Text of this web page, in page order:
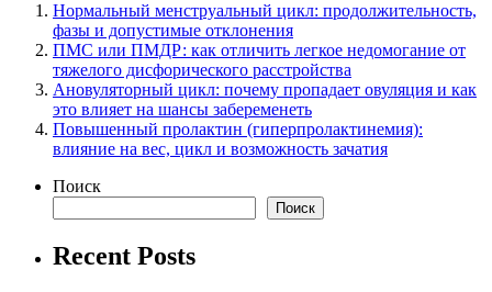
Нормальный менструальный цикл: продолжительность,
фазы и допустимые отклонения
ПМС или ПМДР: как отличить легкое недомогание от
тяжелого дисфорического расстройства
Ановуляторный цикл: почему пропадает овуляция и как
это влияет на шансы забеременеть
Повышенный пролактин (гиперпролактинемия):
влияние на вес, цикл и возможность зачатия
Поиск
Поиск
Recent Posts